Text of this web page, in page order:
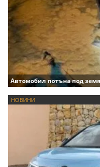
Автомобил потъна под
НОВИНИ